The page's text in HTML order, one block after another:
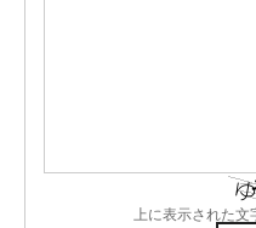
上に表示された文